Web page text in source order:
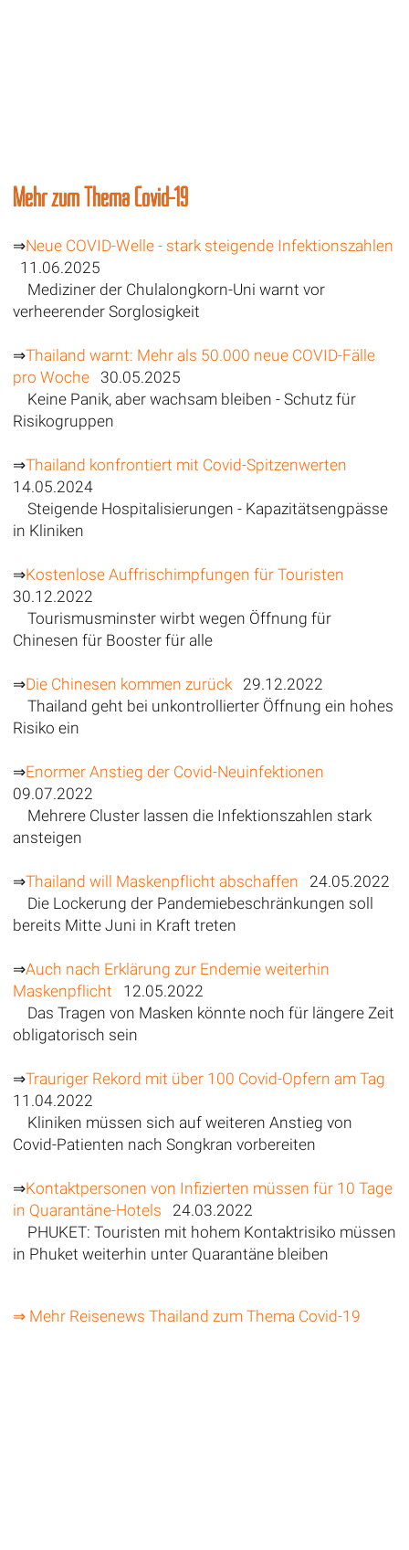
Mehr zum Thema Covid-19
⇒Neue COVID-Welle - stark steigende Infektionszahlen
11.06.2025
Mediziner der Chulalongkorn-Uni warnt vor
verheerender Sorglosigkeit
⇒Thailand warnt: Mehr als 50.000 neue COVID-Fälle
pro Woche30.05.2025
Keine Panik, aber wachsam bleiben - Schutz für
Risikogruppen
⇒Thailand konfrontiert mit Covid-Spitzenwerten
14.05.2024
Steigende Hospitalisierungen - Kapazitätsengpässe
in Kliniken
⇒Kostenlose Auffrischimpfungen für Touristen
30.12.2022
Tourismusminster wirbt wegen Öffnung für
Chinesen für Booster für alle
⇒Die Chinesen kommen zurück29.12.2022
Thailand geht bei unkontrollierter Öffnung ein hohes
Risiko ein
⇒Enormer Anstieg der Covid-Neuinfektionen
09.07.2022
Mehrere Cluster lassen die Infektionszahlen stark
ansteigen
⇒Thailand will Maskenpflicht abschaffen 24.05.2022
Die Lockerung der Pandemiebeschränkungen soll
bereits Mitte Juni in Kraft treten
⇒Auch nach Erklärung zur Endemie weiterhin
Maskenpflicht
12.05.2022
Das Tragen von Masken könnte noch für längere Zeit
obligatorisch sein
⇒Trauriger Rekord mit über 100 Covid-Opfern am Tag
11.04.2022
Kliniken müssen sich auf weiteren Anstieg von
Covid-Patienten nach Songkran vorbereiten
⇒Kontaktpersonen von Infizierten müssen für 10 Tage
in Quarantäne-Hotels 24.03.2022
PHUKET: Touristen mit hohem Kontaktrisiko müssen
in Phuket weiterhin unter Quarantäne bleiben
⇒ Mehr Reisenews Thailand zum Thema Covid-19